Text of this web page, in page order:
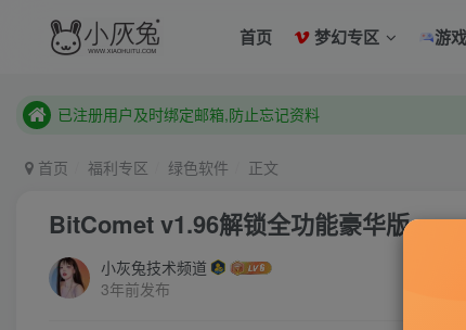
首页 梦幻专区 游
本站已开启QQ微信快速登录 ,拥有本站会员用户及时请问个
本站已开启QQ微信快速登录 ,拥有本站会员用户及时请问个人
首页 福利专区 绿色软件 正文
BitComet v1.96解锁全功能豪华版
小灰兔技术频道
3年前发布